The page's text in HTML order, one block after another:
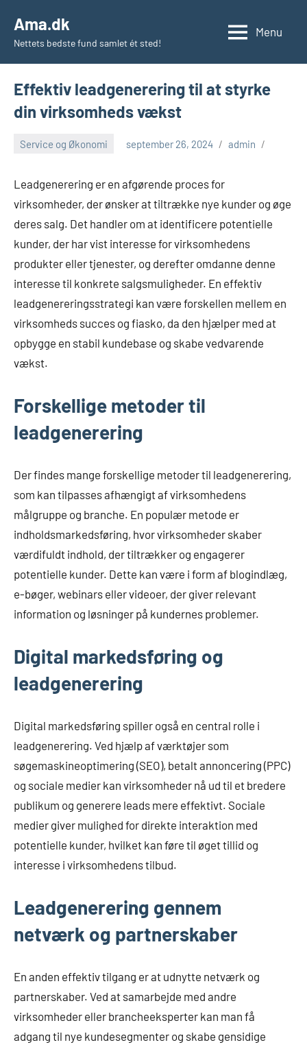
indhold
Ama.dk
Nettets bedste fund samlet ét sted!
Menu
Effektiv leadgenerering til at styrke
din virksomheds vækst
Service og Økonomi september 26, 2024 admin
Leadgenerering er en afgørende proces for
virksomheder, der ønsker at tiltrække nye kunder og øge
deres salg. Det handler om at identificere potentielle
kunder, der har vist interesse for virksomhedens
produkter eller tjenester, og derefter omdanne denne
interesse til konkrete salgsmuligheder. En effektiv
leadgenereringsstrategi kan være forskellen mellem en
virksomheds succes og fiasko, da den hjælper med at
opbygge en stabil kundebase og skabe vedvarende
vækst.
Forskellige metoder til
leadgenerering
Der findes mange forskellige metoder til leadgenerering,
som kan tilpasses afhængigt af virksomhedens
målgruppe og branche. En populær metode er
indholdsmarkedsføring, hvor virksomheder skaber
værdifuldt indhold, der tiltrækker og engagerer
potentielle kunder. Dette kan være i form af blogindlæg,
e-bøger, webinars eller videoer, der giver relevant
information og løsninger på kundernes problemer.
Digital markedsføring og
leadgenerering
Digital markedsføring spiller også en central rolle i
leadgenerering. Ved hjælp af værktøjer som
søgemaskineoptimering (SEO), betalt annoncering (PPC)
og sociale medier kan virksomheder nå ud til et bredere
publikum og generere leads mere effektivt. Sociale
medier giver mulighed for direkte interaktion med
potentielle kunder, hvilket kan føre til øget tillid og
interesse i virksomhedens tilbud.
Leadgenerering gennem
netværk og partnerskaber
En anden effektiv tilgang er at udnytte netværk og
partnerskaber. Ved at samarbejde med andre
virksomheder eller brancheeksperter kan man få
adgang til nye kundesegmenter og skabe gensidige